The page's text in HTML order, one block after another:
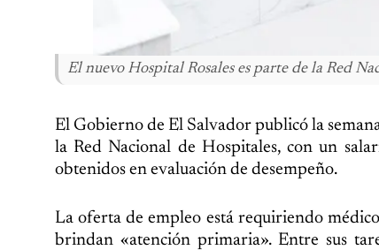
El nuevo Hospital Rosales es parte de la Red
El Gobierno de El Salvador publicó la
la Red Nacional de Hospitales, con un
obtenidos en evaluación de desempeño.
La oferta de empleo está requiriendo
brindan «atención primaria». Entre sus